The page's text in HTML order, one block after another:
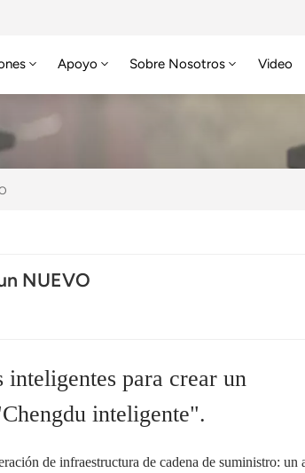
Apoyo Sobre Nosotros Video
NUEVO
para crear un
inteligente".
de infraestructura de cadena de suministro: un